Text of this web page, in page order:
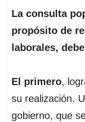
La consulta
propósito de
laborales,
El primero,
su realización.
gobierno, que